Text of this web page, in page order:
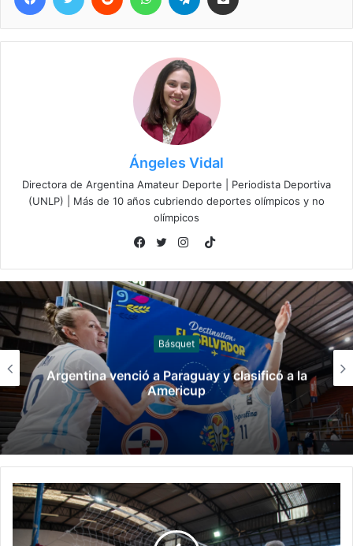
Ángeles Vidal
Directora de Argentina Amateur Deporte | Periodista Deportiva
(UNLP) | Más de 10 años cubriendo deportes olímpicos y no
olímpicos
TikTok
Básquet
Argentina venció a Paraguay y clasificó a la
Americup